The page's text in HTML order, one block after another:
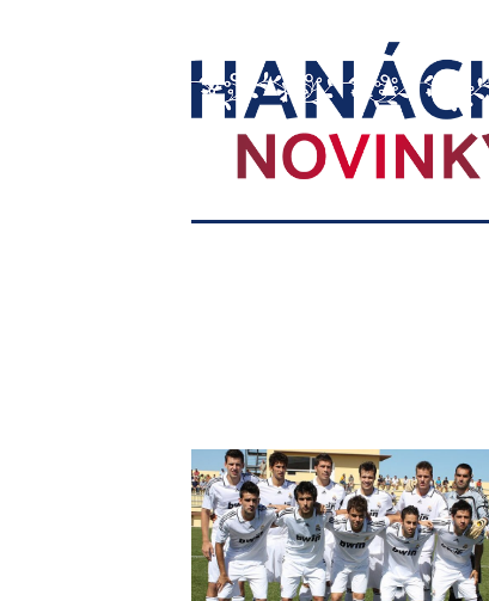
novinky